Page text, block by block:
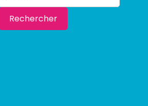
Rechercher